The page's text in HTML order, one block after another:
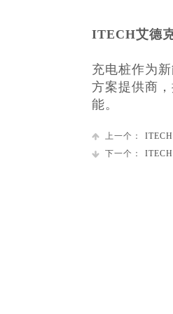
ITECH艾德
充电桩作为
方案提供商
能。
上一个：
下一个：